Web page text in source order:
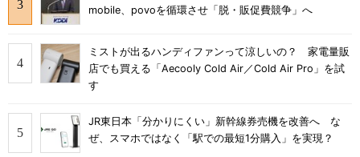
mobile、povoを循環させ「脱・販促費競争」へ
ミストが出るハンディファンって涼しいの？ 家電量販
店でも買える「Aecooly Cold Air／Cold Air Pro」を試
す
JR東日本「分かりにくい」新幹線券売機を改善へ な
ぜ、スマホではなく「駅での最短1分購入」を実現？